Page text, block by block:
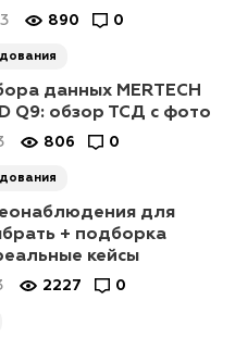
890 0
данных MERTECH
Q9: обзор ТСД с фото
806 0
для
+ подборка
кейсы
2227 0